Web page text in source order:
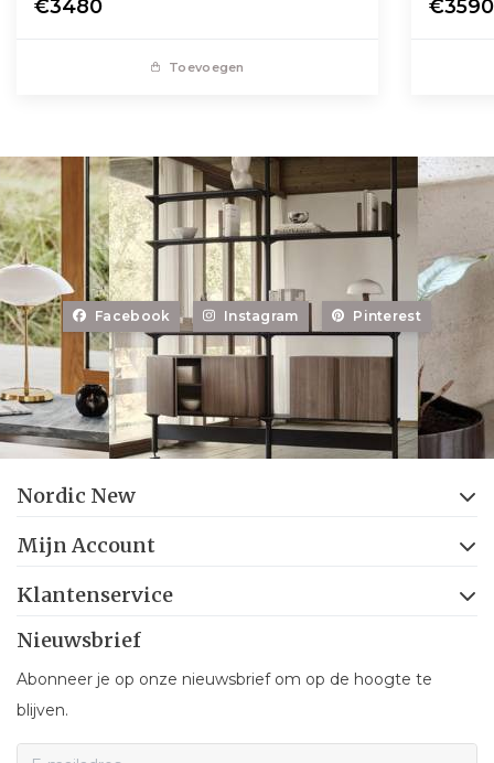
€3480
Toevoegen
€3590
Facebook Instagram Pinterest
Nordic New
Mijn Account
Klantenservice
Nieuwsbrief
Abonneer je op onze nieuwsbrief om op de hoogte te
blijven.